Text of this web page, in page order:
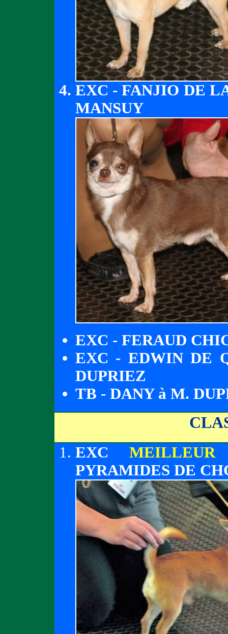
EXC - FANJIO DE
MANSUY
EXC - FERAUD
EXC - EDWIN DE
DUPRIEZ
TB - DANY à M.
EXCMEILLEUR
PYRAMIDES DE